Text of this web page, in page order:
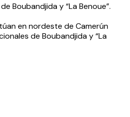
Boubandjida y “La Benoue”.
en nordeste de Camerún
de Boubandjida y “La